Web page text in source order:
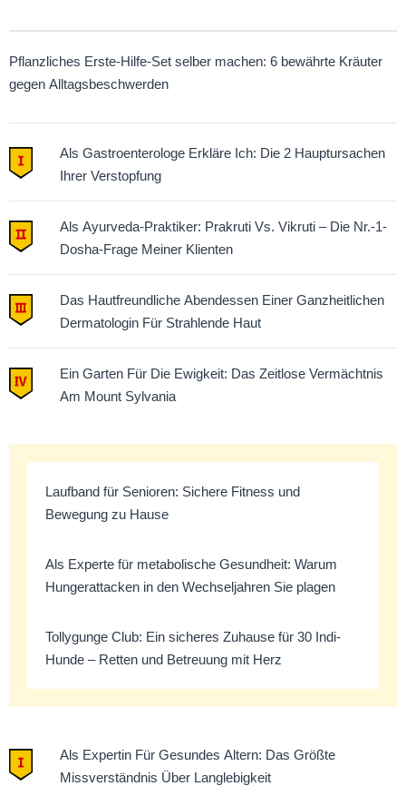
Pflanzliches Erste-Hilfe-Set selber machen: 6 bewährte Kräuter
gegen Alltagsbeschwerden
Als Gastroenterologe Erkläre Ich: Die 2 Hauptursachen
Ihrer Verstopfung
Als Ayurveda-Praktiker: Prakruti Vs. Vikruti – Die Nr.-1-
Dosha-Frage Meiner Klienten
Das Hautfreundliche Abendessen Einer Ganzheitlichen
Dermatologin Für Strahlende Haut
Ein Garten Für Die Ewigkeit: Das Zeitlose Vermächtnis
Am Mount Sylvania
Laufband für Senioren: Sichere Fitness und
Bewegung zu Hause
Als Experte für metabolische Gesundheit: Warum
Hungerattacken in den Wechseljahren Sie plagen
Tollygunge Club: Ein sicheres Zuhause für 30 Indi-
Hunde – Retten und Betreuung mit Herz
Als Expertin Für Gesundes Altern: Das Größte
Missverständnis Über Langlebigkeit